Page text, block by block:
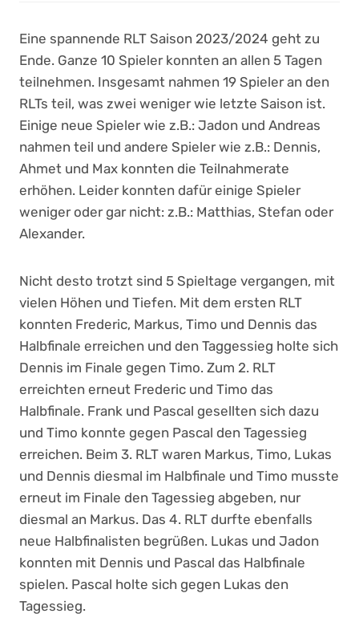
Eine spannende RLT Saison 2023/2024 geht zu
Ende. Ganze 10 Spieler konnten an allen 5 Tagen
teilnehmen. Insgesamt nahmen 19 Spieler an den
RLTs teil, was zwei weniger wie letzte Saison ist.
Einige neue Spieler wie z.B.: Jadon und Andreas
nahmen teil und andere Spieler wie z.B.: Dennis,
Ahmet und Max konnten die Teilnahmerate
erhöhen. Leider konnten dafür einige Spieler
weniger oder gar nicht: z.B.: Matthias, Stefan oder
Alexander.
Nicht desto trotzt sind 5 Spieltage vergangen, mit
vielen Höhen und Tiefen. Mit dem ersten RLT
konnten Frederic, Markus, Timo und Dennis das
Halbfinale erreichen und den Taggessieg holte sich
Dennis im Finale gegen Timo. Zum 2. RLT
erreichten erneut Frederic und Timo das
Halbfinale. Frank und Pascal gesellten sich dazu
und Timo konnte gegen Pascal den Tagessieg
erreichen. Beim 3. RLT waren Markus, Timo, Lukas
und Dennis diesmal im Halbfinale und Timo musste
erneut im Finale den Tagessieg abgeben, nur
diesmal an Markus. Das 4. RLT durfte ebenfalls
neue Halbfinalisten begrüßen. Lukas und Jadon
konnten mit Dennis und Pascal das Halbfinale
spielen. Pascal holte sich gegen Lukas den
Tagessieg.